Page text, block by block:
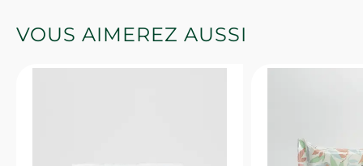
VOUS AIMEREZ AUSSI